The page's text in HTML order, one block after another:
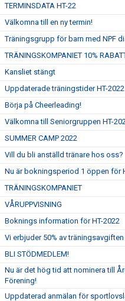
TERMINSDATA HT-22
Välkomna till en ny termin!
Träningsgrupp för barn med NPF
TRÄNINGSKOMPANIET 10%
Kansliet stängt
Uppdaterade träningstider HT-2022
Börja på Cheerleading!
Välkomna till Seniorgruppen HT-
SUMMER CAMP 2022
Vill du bli anställd tränare hos oss?
Nu är bokningsperiod 1 öppen för
TRÄNINGSKOMPANIET
VÅRUPPVISNING
Boknings information för HT-2022
Vi erbjuder 50% av
BLI STÖDMEDLEM!
Nu är det hög tid att nominera till
Förening!
Uppdaterad anmälan för